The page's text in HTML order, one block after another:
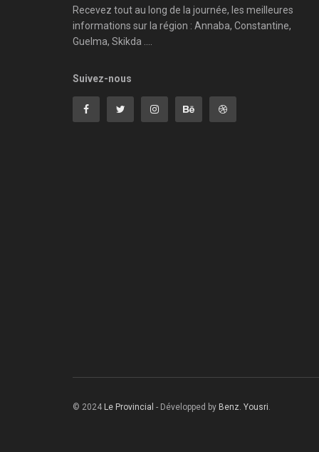
Recevez tout au long de la journée, les meilleures
informations sur la région : Annaba, Constantine,
Guelma, Skikda ....
Suivez-nous
© 2024 Le Provincial - Développed by Benz. Yousri